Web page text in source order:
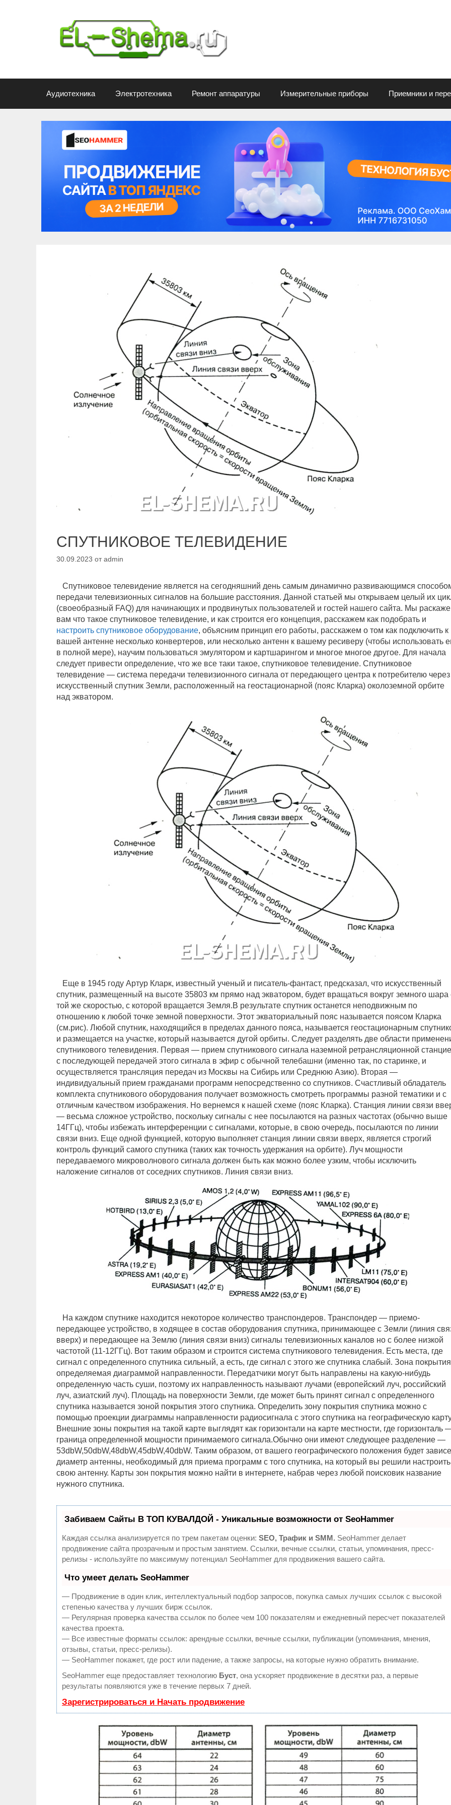
Аудиотехника Электротехника Ремонт аппаратуры Измерительные приборы Приемники и
СПУТНИКОВОЕ ТЕЛЕВИДЕНИЕ
30.09.2023 от admin
Спутниковое телевидение является на сегодняшний день самым динамично развивающимся
передачи телевизионных сигналов на большие расстояния. Данной статьей мы открываем целый их
(своеобразный FAQ) для начинающих и продвинутых пользователей и гостей нашего сайта. Мы
вам что такое спутниковое телевидение, и как строится его концепция, расскажем как подобрать и
настроить спутниковое оборудование, объясним принцип его работы, расскажем о том как подключить к
вашей антенне несколько конвертеров, или несколько антенн к вашему ресиверу (чтобы использовать
в полной мере), научим пользоваться эмулятором и картшарингом и многое многое другое. Для начала
следует привести определение, что же все таки такое, спутниковое телевидение. Спутниковое
телевидение — система передачи телевизионного сигнала от передающего центра к потребителю через
искусственный спутник Земли, расположенный на геостационарной (пояс Кларка) околоземной орбите
над экватором.
Еще в 1945 году Артур Кларк, известный ученый и писатель-фантаст, предсказал, что искусственный
спутник, размещенный на высоте 35803 км прямо над экватором, будет вращаться вокруг земного шара
той же скоростью, с которой вращается Земля.В результате спутник останется неподвижным по
отношению к любой точке земной поверхности. Этот экваториальный пояс называется поясом Кларка
(см.рис). Любой спутник, находящийся в пределах данного пояса, называется геостационарным
и размещается на участке, который называется дугой орбиты. Следует разделять две области
спутникового телевидения. Первая — прием спутникового сигнала наземной ретрансляционной
с последующей передачей этого сигнала в эфир с обычной телебашни (именно так, по старинке, и
осуществляется трансляция передач из Москвы на Сибирь или Среднюю Азию). Вторая —
индивидуальный прием гражданами программ непосредственно со спутников. Счастливый обладатель
комплекта спутникового оборудования получает возможность смотреть программы разной тематики и с
отличным качеством изображения. Но вернемся к нашей схеме (пояс Кларка). Станция линии связи
— весьма сложное устройство, поскольку сигналы с нее посылаются на разных частотах (обычно выше
14ГГц), чтобы избежать интерференции с сигналами, которые, в свою очередь, посылаются по линии
связи вниз. Еще одной функцией, которую выполняет станция линии связи вверх, является строгий
контроль функций самого спутника (таких как точность удержания на орбите). Луч мощности
передаваемого микроволнового сигнала должен быть как можно более узким, чтобы исключить
наложение сигналов от соседних спутников. Линия связи вниз.
На каждом спутнике находится некоторое количество транспондеров. Транспондер — приемо-
передающее устройство, в ходящее в состав оборудования спутника, принимающее с Земли (линия
вверх) и передающее на Землю (линия связи вниз) сигналы телевизионных каналов но с более низкой
частотой (11-12ГГц). Вот таким образом и строится система спутникового телевидения. Есть места, где
сигнал с определенного спутника сильный, а есть, где сигнал с этого же спутника слабый. Зона
определяемая диаграммой направленности. Передатчики могут быть направлены на какую-нибудь
определенную часть суши, поэтому их направленность называют лучами (европейский луч, российский
луч, азиатский луч). Площадь на поверхности Земли, где может быть принят сигнал с определенного
спутника называется зоной покрытия этого спутника. Определить зону покрытия спутника можно с
помощью проекции диаграммы направленности радиосигнала с этого спутника на географическую
Внешние зоны покрытия на такой карте выглядят как горизонтали на карте местности, где горизонталь
граница определенной мощности принимаемого сигнала.Обычно они имеют следующее разделение —
53dbW,50dbW,48dbW,45dbW,40dbW. Таким образом, от вашего географического положения будет
диаметр антенны, необходимый для приема программ с того спутника, на который вы решили настроить
свою антенну. Карты зон покрытия можно найти в интернете, набрав через любой поисковик название
нужного спутника.
Забиваем Сайты В ТОП КУВАЛДОЙ - Уникальные возможности от SeoHammer
Каждая ссылка анализируется по трем пакетам оценки: SEO, Трафик и SMM. SeoHammer делает
продвижение сайта прозрачным и простым занятием. Ссылки, вечные ссылки, статьи, упоминания, пресс-
релизы - используйте по максимуму потенциал SeoHammer для продвижения вашего сайта.
Что умеет делать SeoHammer
— Продвижение в один клик, интеллектуальный подбор запросов, покупка самых лучших ссылок с высокой
степенью качества у лучших бирж ссылок.
— Регулярная проверка качества ссылок по более чем 100 показателям и ежедневный пересчет показателей
качества проекта.
— Все известные форматы ссылок: арендные ссылки, вечные ссылки, публикации (упоминания, мнения,
отзывы, статьи, пресс-релизы).
— SeoHammer покажет, где рост или падение, а также запросы, на которые нужно обратить внимание.
SeoHammer еще предоставляет технологию Буст, она ускоряет продвижение в десятки раз, а первые
результаты появляются уже в течение первых 7 дней.
Зарегистрироваться и Начать продвижение